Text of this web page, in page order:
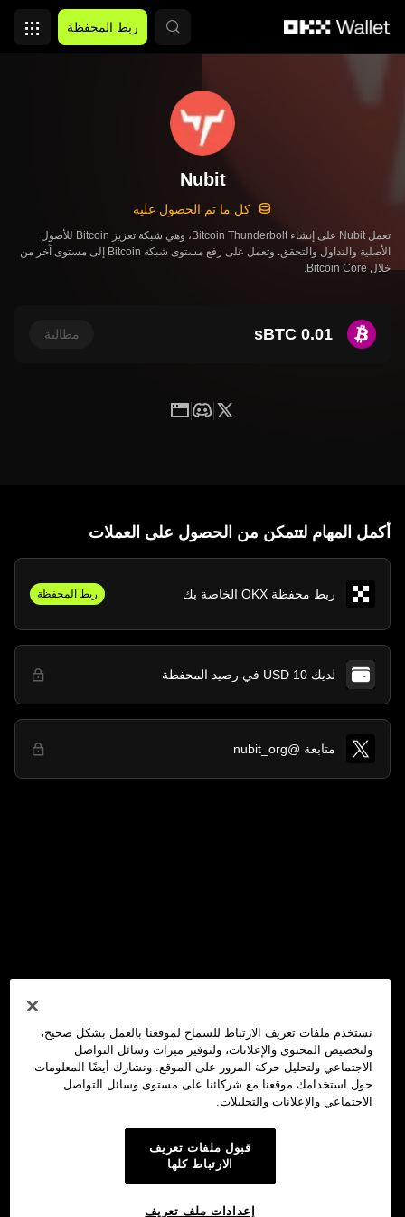
ربط المحفظة
Nubit
كل ما تم الحصول عليه
تعمل Nubit على إنشاء Bitcoin Thunderbolt، وهي شبكة تعزيز Bitcoin للأصول
الأصلية والتداول والتحقق. وتعمل على رفع مستوى شبكة Bitcoin إلى مستوى آخر من
خلال Bitcoin Core.
0.01 sBTC مطالبة
أكمل المهام لتتمكن من الحصول على العملات
ربط محفظة OKX الخاصة بك ربط المحفظة
لديك 10 USD في رصيد المحفظة
متابعة @nubit_org
نستخدم ملفات تعريف الارتباط للسماح لموقعنا بالعمل بشكل صحيح،
ولتخصيص المحتوى والإعلانات، ولتوفير ميزات وسائل التواصل
الاجتماعي ولتحليل حركة المرور على الموقع. ونشارك أيضًا المعلومات
حول استخدامك موقعنا مع شركائنا على مستوى وسائل التواصل
الاجتماعي والإعلانات والتحليلات.
قبول ملفات تعريف
الارتباط كلها
إعدادات ملف تعريف